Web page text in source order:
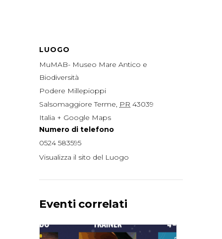
LUOGO
MuMAB- Museo Mare Antico e
Biodiversità
Podere Millepioppi
Salsomaggiore Terme, PR 43039
Italia + Google Maps
Numero di telefono
0524 583595
Visualizza il sito del Luogo
Eventi correlati